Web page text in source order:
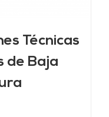
Técnicas
de Baja